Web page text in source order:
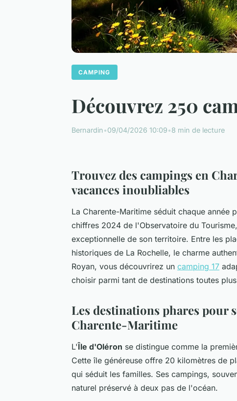
CAMPING
Découvrez 250
Bernardin•09/04/2026 10:09•8 min de lecture
Trouvez des campings en
vacances inoubliables
La Charente-Maritime séduit chaque année
chiffres 2024 de l'Observatoire du
exceptionnelle de son territoire. Entre les
historiques de La Rochelle, le charme
Royan, vous découvrirez un camping 17
choisir parmi tant de destinations toutes
Les destinations phares pour
Charente-Maritime
L'Île d'Oléron se distingue comme la
Cette île généreuse offre 20 kilomètres de
qui séduit les familles. Ses campings,
naturel préservé à deux pas de l'océan.